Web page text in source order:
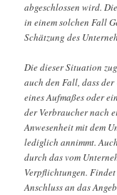
abgeschlossen wird.
in einem solchen Fall
Schätzung des
Die dieser Situation
auch den Fall, dass
eines Aufmaßes oder
der Verbraucher nach
Anwesenheit mit dem
lediglich annimmt.
durch das vom
Verpflichtungen.
Anschluss an das